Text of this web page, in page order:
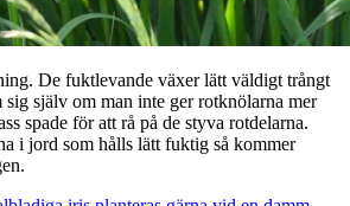
De fuktlevande växer lätt väldigt trångt
själv om man inte ger rotknölarna mer
spade för att rå på de styva rotdelarna.
i jord som hålls lätt fuktig så kommer